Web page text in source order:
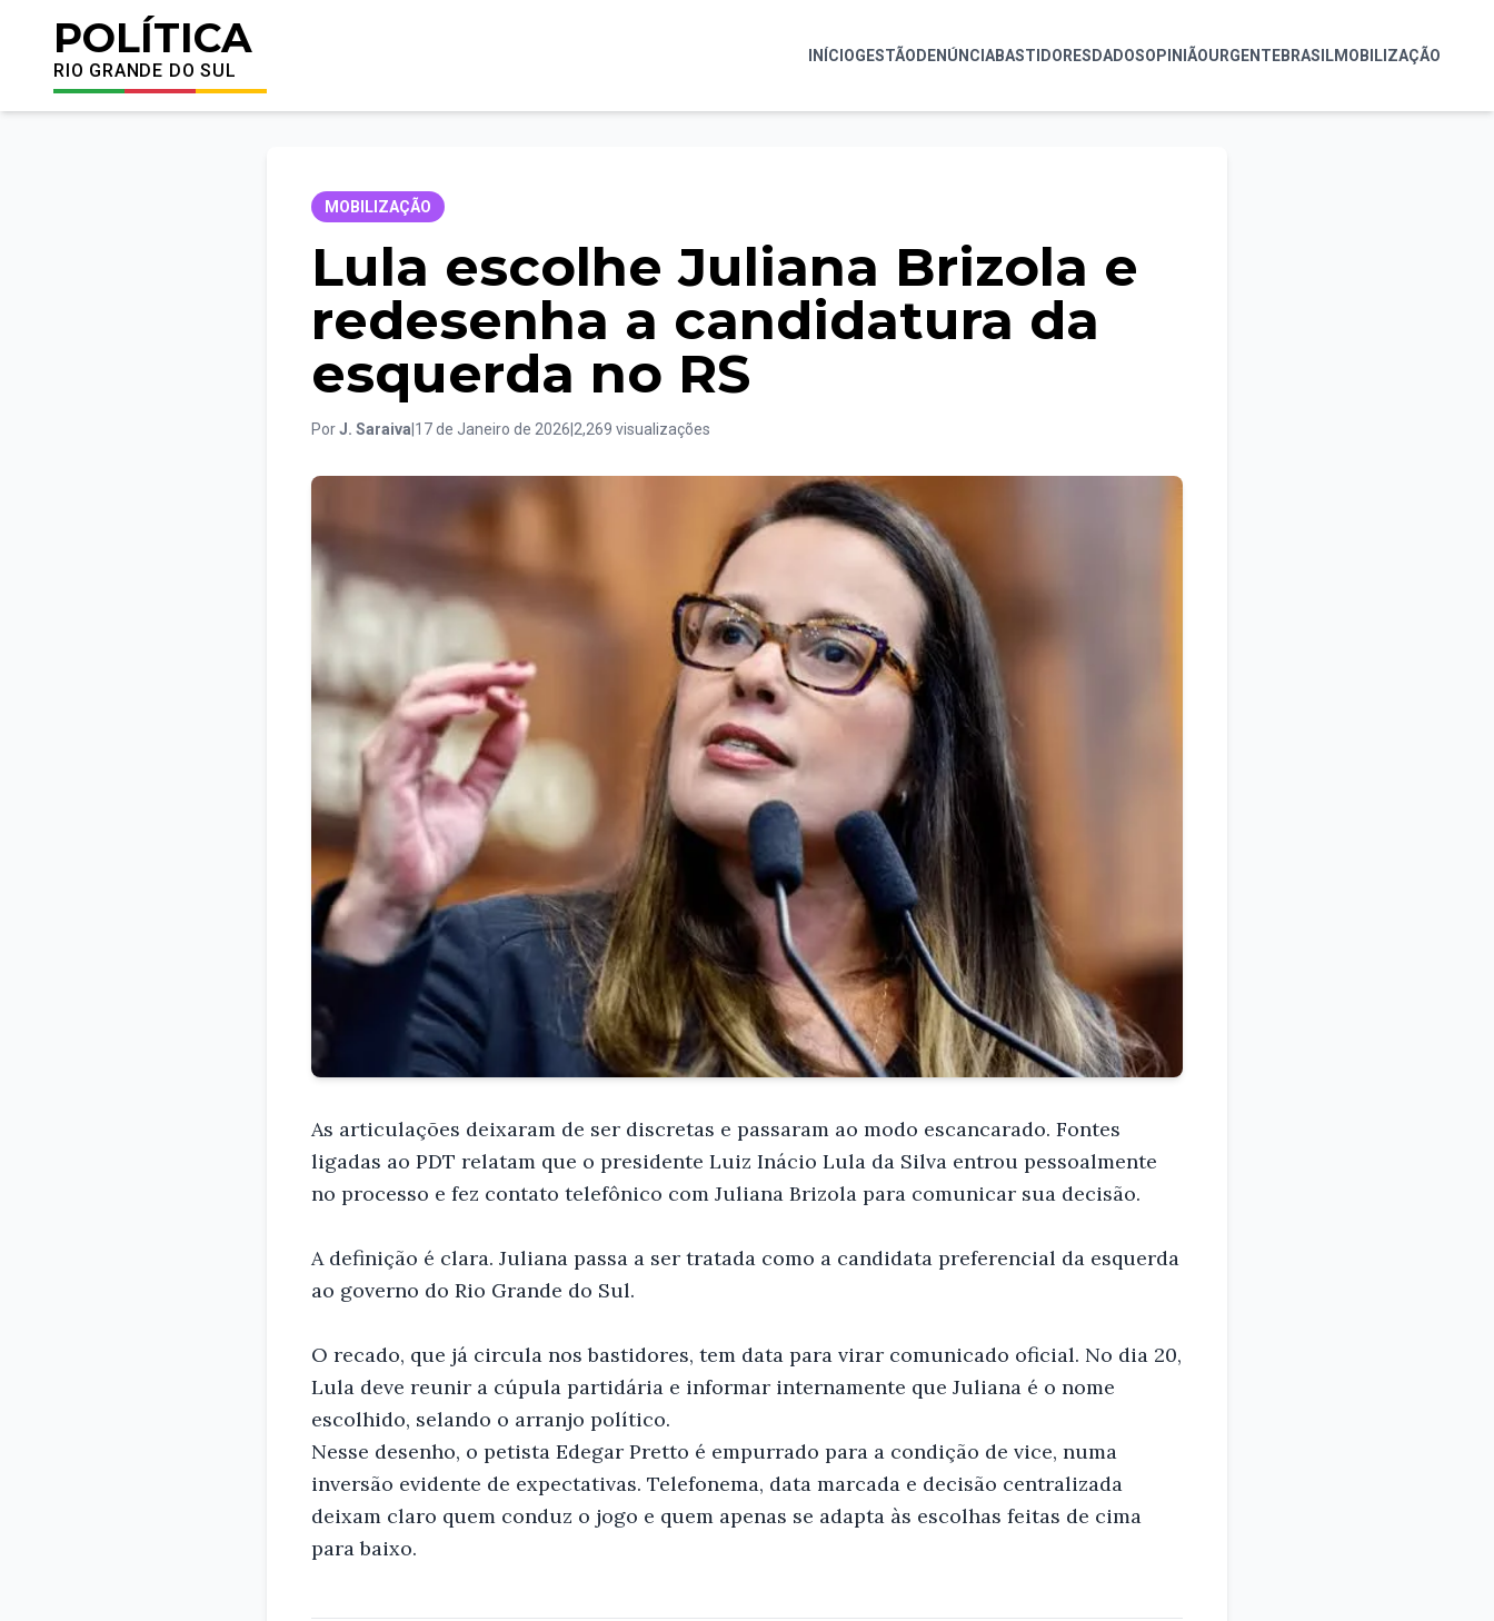
POLÍTICA
RIO GRANDE DO SUL
INÍCIOGESTÃO DENÚNCIABASTIDORES DADOSOPINIÃOURGENTEBRASILMOBILIZAÇÃO
MOBILIZAÇÃO
Lula escolhe Juliana Brizola e
redesenha a candidatura da
esquerda no RS
PorJ. Saraiva 17 de Janeiro de 2026 2,269 visualizações
As articulações deixaram de ser discretas e passaram ao modo escancarado. Fontes
ligadas ao PDT relatam que o presidente Luiz Inácio Lula da Silva entrou pessoalmente
no processo e fez contato telefônico com Juliana Brizola para comunicar sua decisão.
A definição é clara. Juliana passa a ser tratada como a candidata preferencial da esquerda
ao governo do Rio Grande do Sul.
O recado, que já circula nos bastidores, tem data para virar comunicado oficial. No dia 20,
Lula deve reunir a cúpula partidária e informar internamente que Juliana é o nome
escolhido, selando o arranjo político.
Nesse desenho, o petista Edegar Pretto é empurrado para a condição de vice, numa
inversão evidente de expectativas. Telefonema, data marcada e decisão centralizada
deixam claro quem conduz o jogo e quem apenas se adapta às escolhas feitas de cima
para baixo.